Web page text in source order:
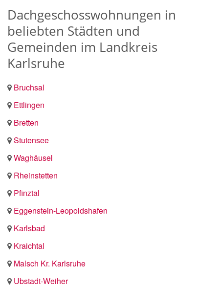
Dachgeschosswohnungen in
beliebten Städten und
Gemeinden im Landkreis
Karlsruhe
Bruchsal
Ettlingen
Bretten
Stutensee
Waghäusel
Rheinstetten
Pfinztal
Eggenstein-Leopoldshafen
Karlsbad
Kraichtal
Malsch Kr. Karlsruhe
Ubstadt-Weiher